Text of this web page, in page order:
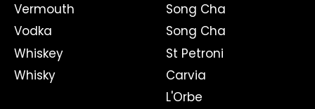
Vermouth
Vodka
Whiskey
Whisky
Song Cha
Song Cha
St Petroni
Carvia
L'Orbe